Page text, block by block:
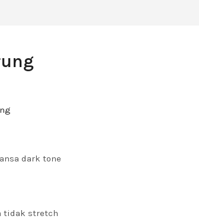
dark tone
tidak stretch